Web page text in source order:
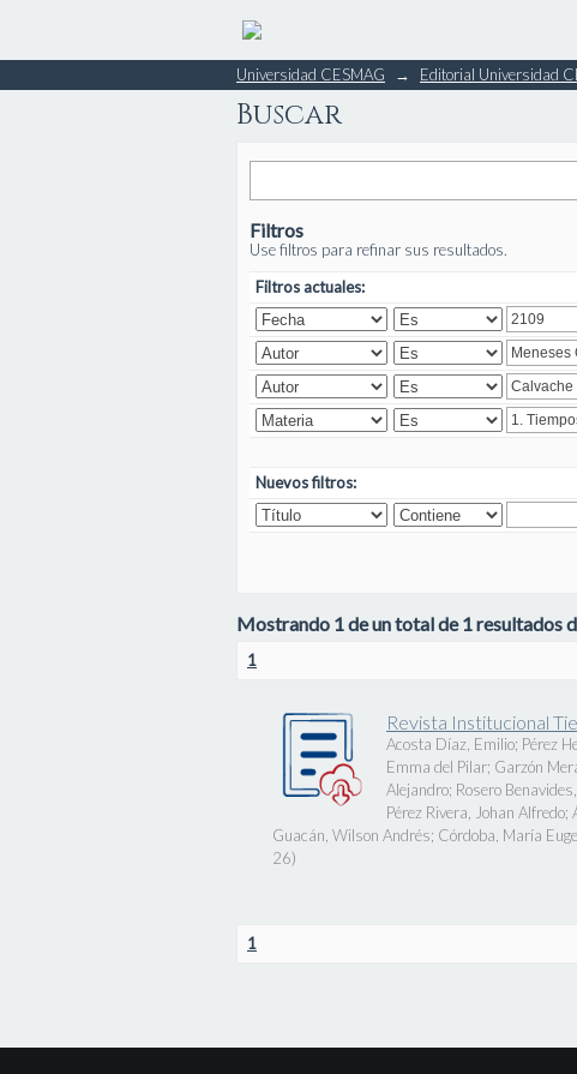
Buscar
Universidad CESMAG → Editorial Universidad
Buscar
Filtros
Use filtros para refinar sus resultados.
Filtros actuales:
Nuevos filtros:
Mostrando 1 de un total de 1 resultados
1
Revista Institucional
Acosta Díaz, Emilio; Pérez
Emma del Pilar; Garzón
Alejandro; Rosero
Pérez Rivera, Johan Alfredo;
Guacán, Wilson Andrés; Córdoba, María
26)
1